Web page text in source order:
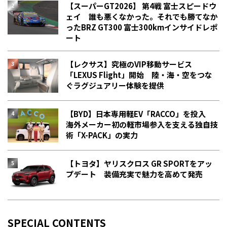
【スーパーGT2026】 第4戦 富士スピードウ
ェイ 誰も悪くなかった。それでも勝てなか
った――BRZ GT300 富士300kmインサイドレポ
ート
【レクサス】究極のVIP移動サービス
「LEXUS Flight」開始 陸・海・空をつな
ぐラグジュアリー体験を提供
【BYD】日本専用軽EV「RACCO」を投入
海外メーカー初の軽市場参入を支える独自技
術「X-PACK」の実力
【トヨタ】ヤリスクロス GR SPORTをアッ
プデート 装備充実で魅力を高めて発売
SPECIAL CONTENTS